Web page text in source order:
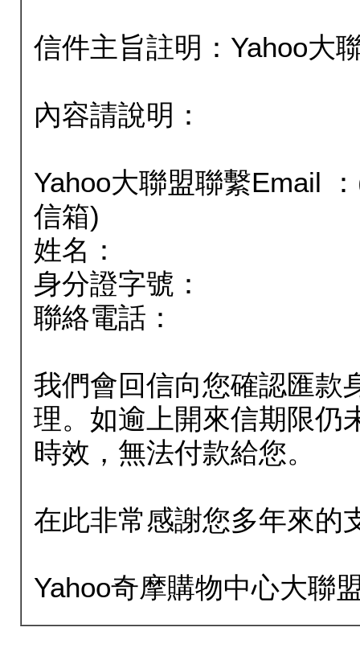
信件主旨註明：Yahoo大
內容請說明：
Yahoo大聯盟聯繫Email
信箱)
姓名：
身分證字號：
聯絡電話：
我們會回信向您確認匯款
理。如逾上開來信期限仍
時效，無法付款給您。
在此非常感謝您多年來的
Yahoo奇摩購物中心大